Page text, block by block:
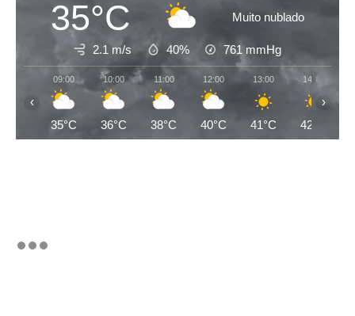
35°C Muito nublado
2.1 m/s 40% 761 mmHg
09:00
35°C
10:00
36°C
11:00
38°C
12:00
40°C
13:00
41°C
14:00
42°C
‹ ›